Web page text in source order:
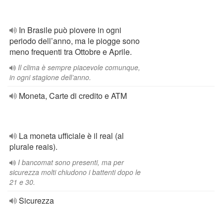
In Brasile può piovere in ogni
periodo dell’anno, ma le piogge sono
meno frequenti tra Ottobre e Aprile.
Il clima è sempre piacevole comunque,
in ogni stagione dell’anno.
Moneta, Carte di credito e ATM
La moneta ufficiale è il real (al
plurale reais).
I bancomat sono presenti, ma per
sicurezza molti chiudono i battenti dopo le
21 e 30.
Sicurezza